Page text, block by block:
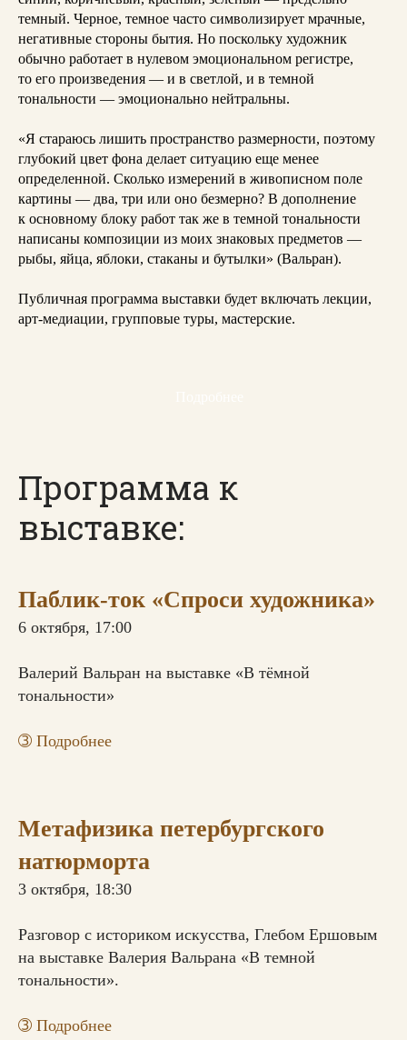
темный. Черное, темное часто символизирует мрачные,
негативные стороны бытия. Но поскольку художник
обычно работает в нулевом эмоциональном регистре,
то его произведения — и в светлой, и в темной
тональности — эмоционально нейтральны.
«Я стараюсь лишить пространство размерности, поэтому
глубокий цвет фона делает ситуацию еще менее
определенной. Сколько измерений в живописном поле
картины — два, три или оно безмерно? В дополнение
к основному блоку работ так же в темной тональности
написаны композиции из моих знаковых предметов —
рыбы, яйца, яблоки, стаканы и бутылки» (Вальран).
Публичная программа выставки будет включать лекции,
арт-медиации, групповые туры, мастерские.
Программа к
выставке:
Паблик-ток «Спроси художника»
6 октября, 17:00
Валерий Вальран на выставке «В тёмной
тональности»
➂ Подробнее
Метафизика петербургского
натюрморта
3 октября, 18:30
Разговор с историком искусства, Глебом Ершовым
на выставке Валерия Вальрана «В темной
тональности».
➂ Подробнее